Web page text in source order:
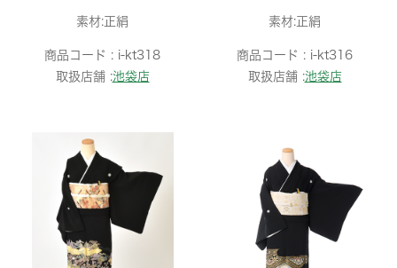
素材:正絹
商品コード : i-kt318
取扱店舗 :池袋店
素材:正絹
商品コード : i-kt316
取扱店舗 :池袋店